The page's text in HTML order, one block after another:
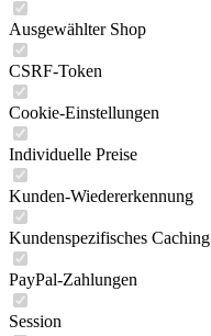
Ausgewählter Shop
CSRF-Token
Cookie-Einstellungen
Individuelle Preise
Kunden-Wiedererkennung
Kundenspezifisches Caching
PayPal-Zahlungen
Session